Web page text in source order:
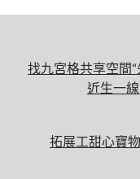
找九宮格共享空間
近生一
拓展工甜心寶